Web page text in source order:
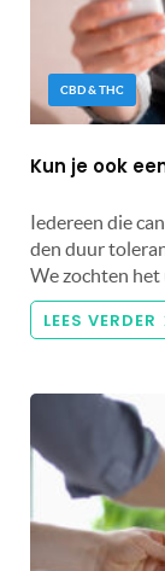
CBD & THC
Kun je ook
Iedereen die
den duur
We zochten het
LEES VERDER